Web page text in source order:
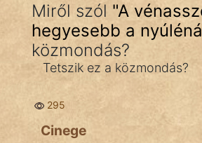
Közmondások
Rímelő
Miről szól "A
hegyesebb a
közmondás?
Tetszik ez a közmondás?
295
Cinege